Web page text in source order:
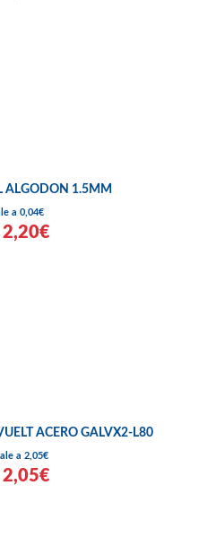
ALGODON 1.5MM
a 0,04€
2,20€
ACERO GALVX2-L80
a 2,05€
2,05€